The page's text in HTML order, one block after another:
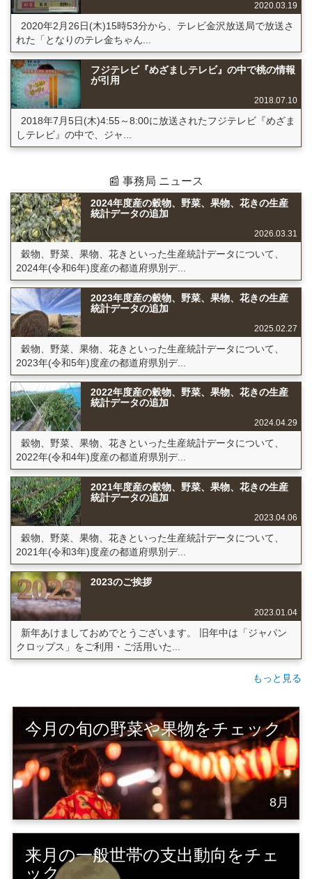
2020.03.19
2020年2月26日(木)15時53分から、テレビ金沢放送局で放送さ
れた「となりのテレ金ちゃん...
フジテレビ『めざましテレビ』の中で桃の情報
が引用
2018.07.10
2018年7月5日(木)4:55～8:00に放送されたフジテレビ『めざま
しテレビ』の中で、ジャ...
📰 事務局 ニュース
2024年度産の穀物、野菜、果物、花きの生産
統計データの追加
2026.03.31
穀物、野菜、果物、花きといった生産統計データについて、
2024年(令和6年)度産の都道府県別デ...
2023年度産の穀物、野菜、果物、花きの生産
統計データの追加
2025.02.27
穀物、野菜、果物、花きといった生産統計データについて、
2023年(令和5年)度産の都道府県別デ...
2022年度産の穀物、野菜、果物、花きの生産
統計データの追加
2024.04.29
穀物、野菜、果物、花きといった生産統計データについて、
2022年(令和4年)度産の都道府県別デ...
2021年度産の穀物、野菜、果物、花きの生産
統計データの追加
2023.04.06
穀物、野菜、果物、花きといった生産統計データについて、
2021年(令和3年)度産の都道府県別デ...
2023のご挨拶
2023.01.04
新年あけましておめでとうございます。 旧年中は「ジャパン
クロップス」をご利用・ご活用いた...
もっと見る
今月の旬の野菜や果物をチェック
8月
来月の一般世帯の支出動向をチェ
ック